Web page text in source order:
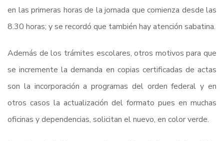
en las primeras horas de la jornada que comienza desde las
8.30 horas; y se recordó que también hay atención sabatina.
Además de los trámites escolares, otros motivos para que
se incremente la demanda en copias certificadas de actas
son la incorporación a programas del orden federal y en
otros casos la actualización del formato pues en muchas
oficinas y dependencias, solicitan el nuevo, en color verde.